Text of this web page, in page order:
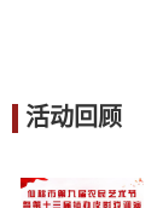
活动回顾